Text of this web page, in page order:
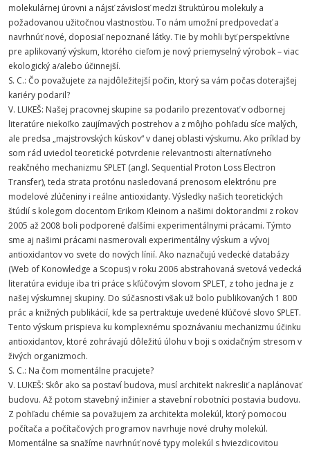
molekulárnej úrovni a nájsť závislosť medzi štruktúrou molekuly a
požadovanou užitočnou vlastnosťou. To nám umožní predpovedať a
navrhnúť nové, doposiaľ nepoznané látky. Tie by mohli byť perspektívne
pre aplikovaný výskum, ktorého cieľom je nový priemyselný výrobok – viac
ekologický a/alebo účinnejší.
S. C.: Čo považujete za najdôležitejší počin, ktorý sa vám počas doterajšej
kariéry podaril?
V. LUKEŠ: Našej pracovnej skupine sa podarilo prezentovať v odbornej
literatúre niekoľko zaujímavých postrehov a z môjho pohľadu síce malých,
ale predsa „majstrovských kúskov“ v danej oblasti výskumu. Ako príklad by
som rád uviedol teoretické potvrdenie relevantnosti alternatívneho
reakčného mechanizmu SPLET (angl. Sequential Proton Loss Electron
Transfer), teda strata protónu nasledovaná prenosom elektrónu pre
modelové zlúčeniny i reálne antioxidanty. Výsledky našich teoretických
štúdií s kolegom docentom Erikom Kleinom a našimi doktorandmi z rokov
2005 až 2008 boli podporené ďalšími experimentálnymi prácami. Týmto
sme aj našimi prácami nasmerovali experimentálny výskum a vývoj
antioxidantov vo svete do nových línií. Ako naznačujú vedecké databázy
(Web of Konowledge a Scopus) v roku 2006 abstrahovaná svetová vedecká
literatúra eviduje iba tri práce s kľúčovým slovom SPLET, z toho jedna je z
našej výskumnej skupiny. Do súčasnosti však už bolo publikovaných 1 800
prác a knižných publikácií, kde sa pertraktuje uvedené kľúčové slovo SPLET.
Tento výskum prispieva ku komplexnému spoznávaniu mechanizmu účinku
antioxidantov, ktoré zohrávajú dôležitú úlohu v boji s oxidačným stresom v
živých organizmoch.
S. C.: Na čom momentálne pracujete?
V. LUKEŠ: Skôr ako sa postaví budova, musí architekt nakresliť a naplánovať
budovu. Až potom stavebný inžinier a stavební robotníci postavia budovu.
Z pohľadu chémie sa považujem za architekta molekúl, ktorý pomocou
počítača a počítačových programov navrhuje nové druhy molekúl.
Momentálne sa snažíme navrhnúť nové typy molekúl s hviezdicovitou